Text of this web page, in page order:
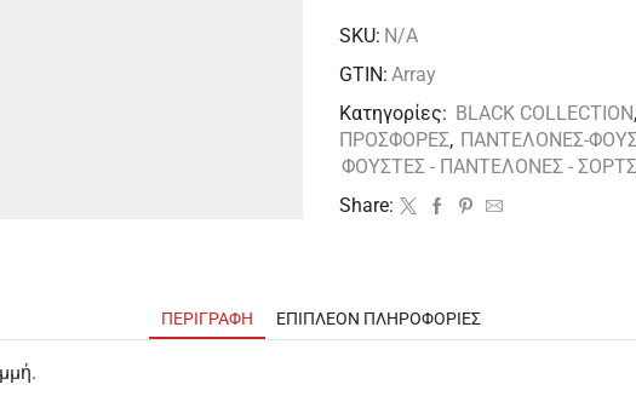
SKU: N/A
GTIN: Array
Κατηγορίες: BLACK COLLECTION,
ΠΡΟΣΦΟΡΕΣ, ΠΑΝΤΕΛΟΝΕΣ-
ΦΟΥΣΤΕΣ - ΠΑΝΤΕΛΟΝΕΣ - ΣΟΡΤΣ
Share:
ΠΕΡΙΓΡΑΦΉ ΕΠΙΠΛΈΟΝ ΠΛΗΡΟΦΟΡΊΕΣ